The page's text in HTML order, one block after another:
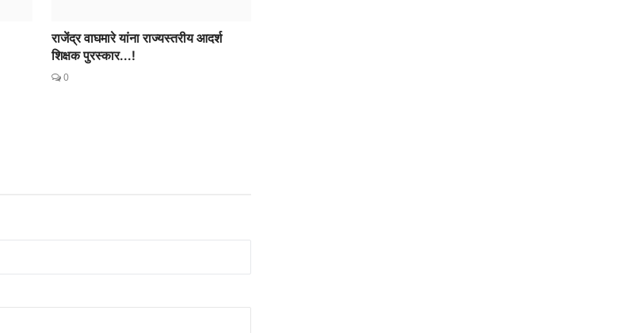
राजेंद्र वाघमारे यांना राज्यस्तरीय आदर्श
शिक्षक पुरस्कार...!
0